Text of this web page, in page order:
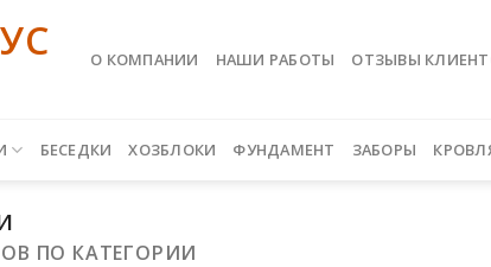
О КОМПАНИИ НАШИ РАБОТЫ ОТЗЫВЫ
БЕСЕДКИ ХОЗБЛОКИ ФУНДАМЕНТ ЗАБОРЫ
ПО КАТЕГОРИИ